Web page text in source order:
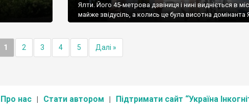
Ялти. Його 45-метрова дзвіниця і нині видніється в
майже звідусіль, а колись це була висотна домінанта
1 2 3 4 5 Далі »
Про нас Стати автором Підтримати сайт “Україна